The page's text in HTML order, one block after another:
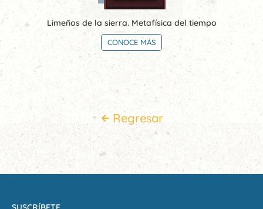
Limeños de la sierra. Metafísica del tiempo
CONOCE MÁS
Regresar